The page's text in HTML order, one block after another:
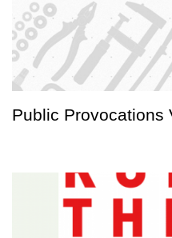
Public Provocations